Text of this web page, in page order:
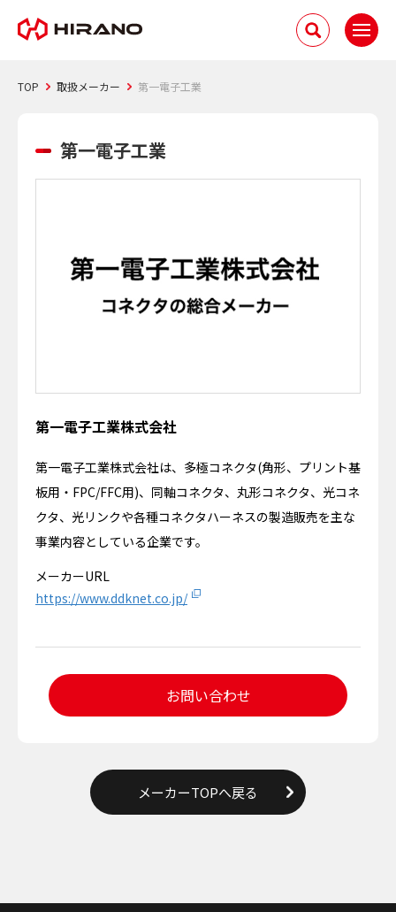
TOP 取扱メーカー 第一電子工業
第一電子工業
第一電子工業株式会社
第一電子工業株式会社は、多極コネクタ(角形、プリント基
板用・FPC/FFC用)、同軸コネクタ、丸形コネクタ、光コネ
クタ、光リンクや各種コネクタハーネスの製造販売を主な
事業内容としている企業です。
メーカーURL
https://www.ddknet.co.jp/
お問い合わせ
メーカーTOPへ戻る